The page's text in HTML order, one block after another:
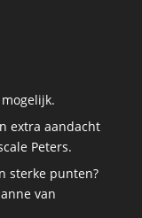
extra aandacht
Peters.
sterke punten?
van